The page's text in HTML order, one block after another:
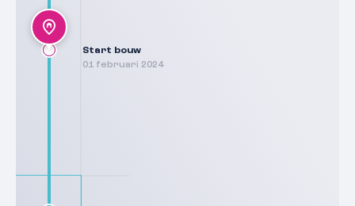
Start bouw
01 februari 2024